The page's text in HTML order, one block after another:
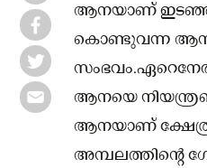
ആനയാണ്
കൊണ്ടുവന്ന
ആനയെ
ആനയാണ്
അമ്പലത്തിന്റെ